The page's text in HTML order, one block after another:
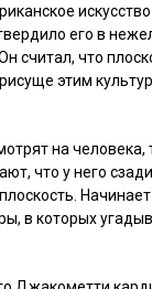
искусство
его в
считал, что
этим
на человека,
что у него
в которых